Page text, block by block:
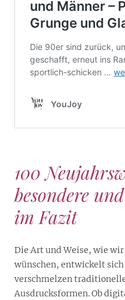
100
besondere
im Fazit
Die Art und Weise, wie
wünschen, entwickelt
verschmelzen
Ausdrucksformen. Ob